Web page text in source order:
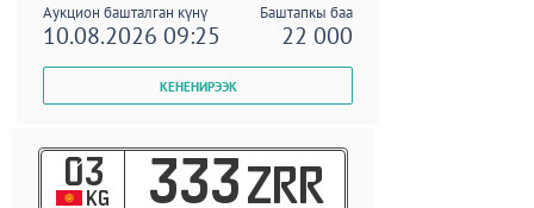
Аукцион башталган күнү Баштапкы баа
10.08.2026 09:25 22 000
03
KG 333 ZRR